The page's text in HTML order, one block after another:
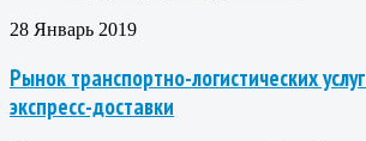
28 Январь 2019
Рынок транспортно-логистических
экспресс-доставки